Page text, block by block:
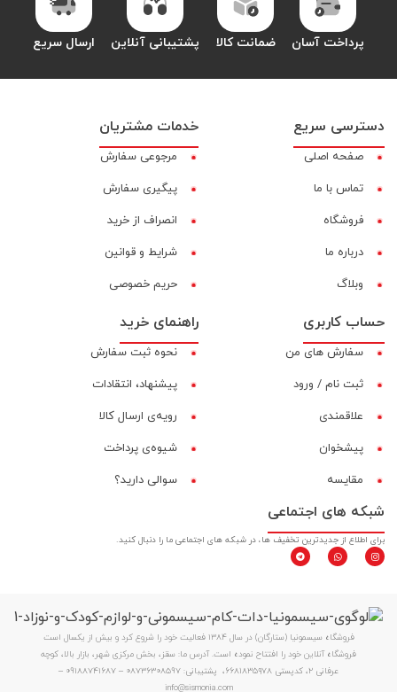
پرداخت آسان ضمانت کالا پشتیبانی آنلاین ارسال سریع
دسترسی سریع
صفحه اصلی
تماس با ما
فروشگاه
درباره ما
وبلاگ
خدمات مشتریان
مرجوعی سفارش
پیگیری سفارش
انصراف از خرید
شرایط و قوانین
حریم خصوصی
حساب کاربری
سفارش های من
ثبت نام / ورود
علاقمندی
پیشخوان
مقایسه‌
راهنمای خرید
نحوه ثبت سفارش
پیشنهاد، انتقادات
رویه‌ی ارسال کالا
شیوه‌ی پرداخت
سوالی دارید؟
شبکه های اجتماعی
برای اطلاع از جدیدترین تخفیف ها، در شبکه های اجتماعی ما را دنبال کنید.
فروشگاه سیسمونیا (ستارگان) در سال 1384 فعالیت خود را شروع کرد و بیش از یکسال است
فروشگاه آنلاین خود را افتتاح نموده است. آدرس ما: سقز، بخش مرکزی شهر، بازار بالا، کوچه
عرفانی ۲، کدپستی ۶۶۸۱۸۳۵۹۷۸، پشتیبانی: 08736308597 – 09188741687 –
info@sismonia.com